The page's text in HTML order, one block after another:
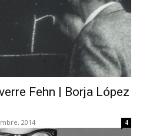
Fehn | Borja López
2014 4